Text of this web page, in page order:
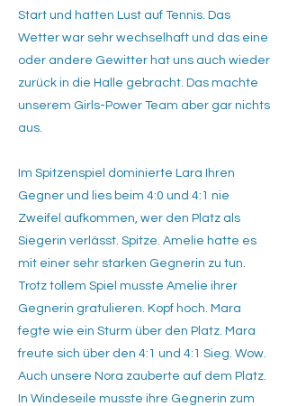
Start und hatten Lust auf Tennis. Das
Wetter war sehr wechselhaft und das eine
oder andere Gewitter hat uns auch wieder
zurück in die Halle gebracht. Das machte
unserem Girls-Power Team aber gar nichts
aus.
Im Spitzenspiel dominierte Lara Ihren
Gegner und lies beim 4:0 und 4:1 nie
Zweifel aufkommen, wer den Platz als
Siegerin verlässt. Spitze. Amelie hatte es
mit einer sehr starken Gegnerin zu tun.
Trotz tollem Spiel musste Amelie ihrer
Gegnerin gratulieren. Kopf hoch. Mara
fegte wie ein Sturm über den Platz. Mara
freute sich über den 4:1 und 4:1 Sieg. Wow.
Auch unsere Nora zauberte auf dem Platz.
In Windeseile musste ihre Gegnerin zum